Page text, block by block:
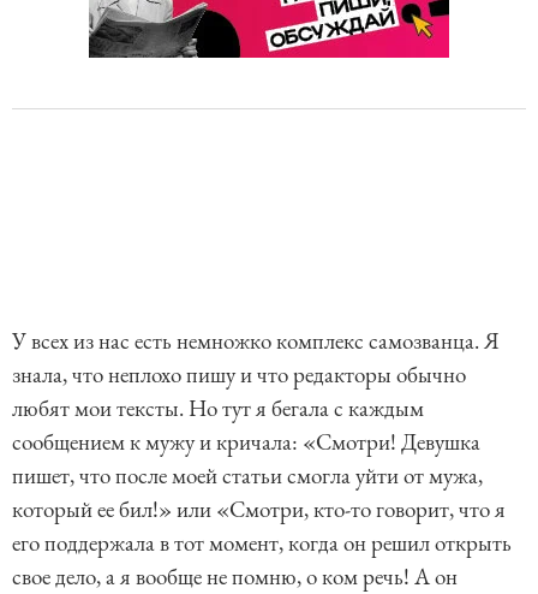
У всех из нас есть немножко комплекс самозванца. Я
знала, что неплохо пишу и что редакторы обычно
любят мои тексты. Но тут я бегала с каждым
сообщением к мужу и кричала: «Смотри! Девушка
пишет, что после моей статьи смогла уйти от мужа,
который ее бил!» или «Смотри, кто-то говорит, что я
его поддержала в тот момент, когда он решил открыть
свое дело, а я вообще не помню, о ком речь! А он